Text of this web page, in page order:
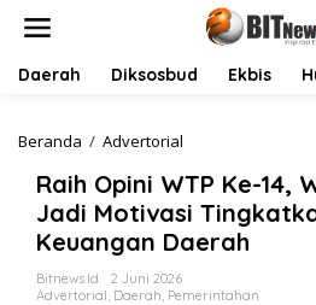
Daerah Diksosbud Ekbis
Beranda / Advertorial
i
h
O
p
n
Raih Opini WTP Ke-14,
Jadi Motivasi
Keuangan Daerah
Bitnews.id
2 Juni 2026
Advertorial, Daerah, Pemerintahan